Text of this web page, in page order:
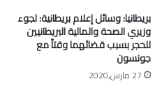
بريطانيا: وسائل إعلام بريطانية: لجوء
وزيري الصحة والمالية البريطانيين
للحجر بسبب قضائهما وقتاً مع
جونسون
27 مارس,2020